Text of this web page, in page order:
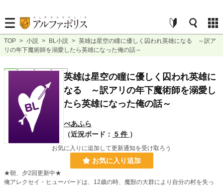
TOP > 小説 > BL小説 > 英雄は星空の瞳に優しく囚われ英雄になる ～訳ア
リの年下魔術師を溺愛したら英雄になった俺の話～
BL 完結 長編 R18英雄は星空の瞳に優しく囚われ英雄に
なる ～訳アリの年下魔術師を溺愛し
たら英雄になった俺の話～
べあふら
（近況ボード： 5 件 ）
お気に入りに追加して更新通知を受け取ろう
お気に入り追加
★朝、夕2回更新中★
俺アレクセイ・ヒューバードは、12歳の時、魔獣の大群により自分の村を失っ